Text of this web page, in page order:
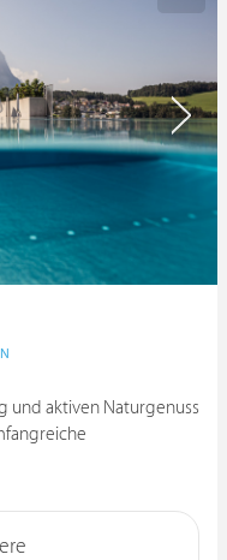
und aktiven Naturgenuss